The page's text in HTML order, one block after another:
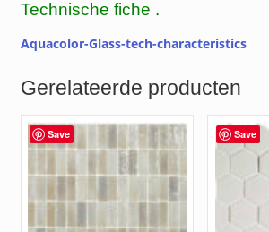
Technische fiche .
Aquacolor-Glass-tech-characteristics
Gerelateerde producten
Save Save